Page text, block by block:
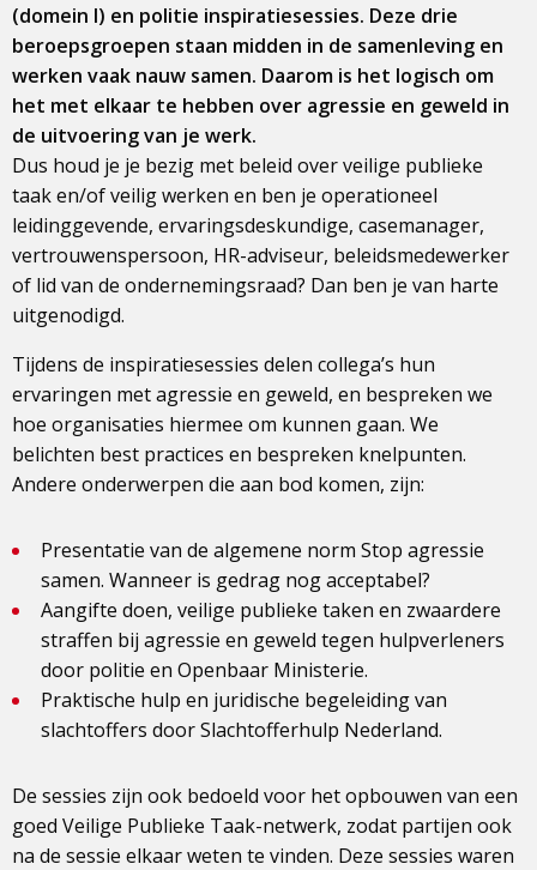
(domein I) en politie inspiratiesessies. Deze drie
beroepsgroepen staan midden in de samenleving en
werken vaak nauw samen. Daarom is het logisch om
het met elkaar te hebben over agressie en geweld in
de uitvoering van je werk.
Dus houd je je bezig met beleid over veilige publieke
taak en/of veilig werken en ben je operationeel
leidinggevende, ervaringsdeskundige, casemanager,
vertrouwenspersoon, HR-adviseur, beleidsmedewerker
of lid van de ondernemingsraad? Dan ben je van harte
uitgenodigd.
Tijdens de inspiratiesessies delen collega’s hun
ervaringen met agressie en geweld, en bespreken we
hoe organisaties hiermee om kunnen gaan. We
belichten best practices en bespreken knelpunten.
Andere onderwerpen die aan bod komen, zijn:
Presentatie van de algemene norm Stop agressie
samen. Wanneer is gedrag nog acceptabel?
Aangifte doen, veilige publieke taken en zwaardere
straffen bij agressie en geweld tegen hulpverleners
door politie en Openbaar Ministerie.
Praktische hulp en juridische begeleiding van
slachtoffers door Slachtofferhulp Nederland.
De sessies zijn ook bedoeld voor het opbouwen van een
goed Veilige Publieke Taak-netwerk, zodat partijen ook
na de sessie elkaar weten te vinden. Deze sessies waren